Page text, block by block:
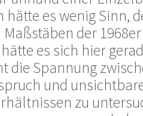
es wenig Sinn,
der
es sich hier
die Spannung
und
zu